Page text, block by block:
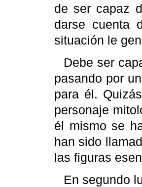
de ser capaz
darse cuenta
situación le
Debe ser
pasando por
para él.
personaje
él mismo se
han sido
las figuras
En segundo